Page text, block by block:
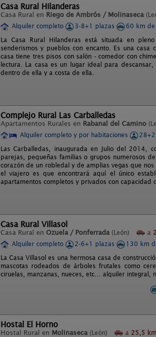
Casa Rural Hilanderas
Casa Rural en Riego de Ambrós / Molinaseca
Alquiler completo
3-8+1 plazas
60 km de
La Casa Rural Hilanderas está situada en
senderismos y pueblos con encanto. Es una
casa tiene tres pisos con salón - comedor con
lectura. La casa es un lugar ideal para
dentro de ella y a costa de ella.
Complejo Rural Las Carballedas
Apartamentos Rurales en Rabanal del Camino
Alquiler completo y por habitaciones
Las Carballedas, inaugurada en Julio del 2014,
parejas, pequeñas familias o grupos numerosos
corazón de un robledal y de amplias vegas que
el viajero es que encontrará aquí el único
apartamentos completos y privados con capacidad
Casa Rural Villasol
Casa Rural en Ozuela / Ponferrada (León) a
Alquiler completo
2-6+1 plazas 130 km
La Casa Villasol es una hermosa casa de
mascotas rodeados de árboles frutales como
ciruelas, manzanas, nueces, etc... alquiler integral,
Hostal El Horno
Hostal Rural en Molinaseca (León) a 25,5 km